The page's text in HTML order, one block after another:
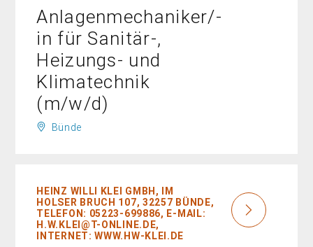
Anlagenmechaniker/-
in für Sanitär-,
Heizungs- und
Klimatechnik
(m/w/d)
Bünde
HEINZ WILLI KLEI GMBH, IM
HOLSER BRUCH 107, 32257 BÜNDE,
TELEFON: 05223-699886, E-MAIL:
H.W.KLEI@T-ONLINE.DE,
INTERNET: WWW.HW-KLEI.DE